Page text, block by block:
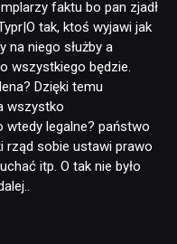
faktu bo pan zjadł
tak, ktoś wyjawi jak
na niego służby a
wszystkiego będzie.
Dzięki temu
wszystko
wtedy legalne? państwo
rząd sobie ustawi prawo
itp. O tak nie było